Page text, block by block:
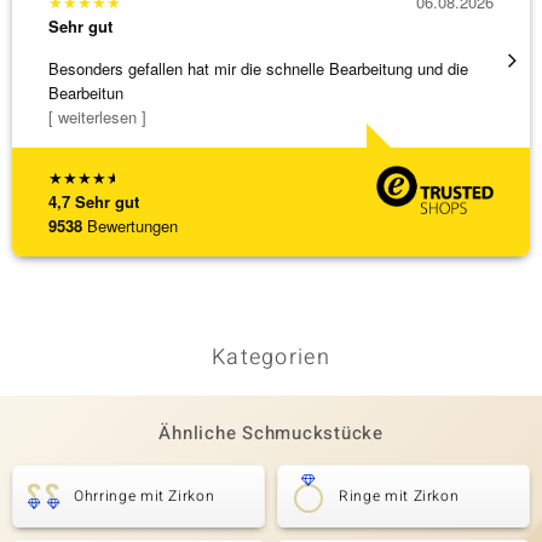
★★★★★
4,7 Sehr gut
9538 Bewertungen
Sehr gut
Besonders gefallen hat mir die schnelle Bearbeitung und die
Bearbeitun
[ weiterlesen ]
Kategorien
Ähnliche Schmuckstücke
Ohrringe mit Zirkon Ringe mit Zirkon